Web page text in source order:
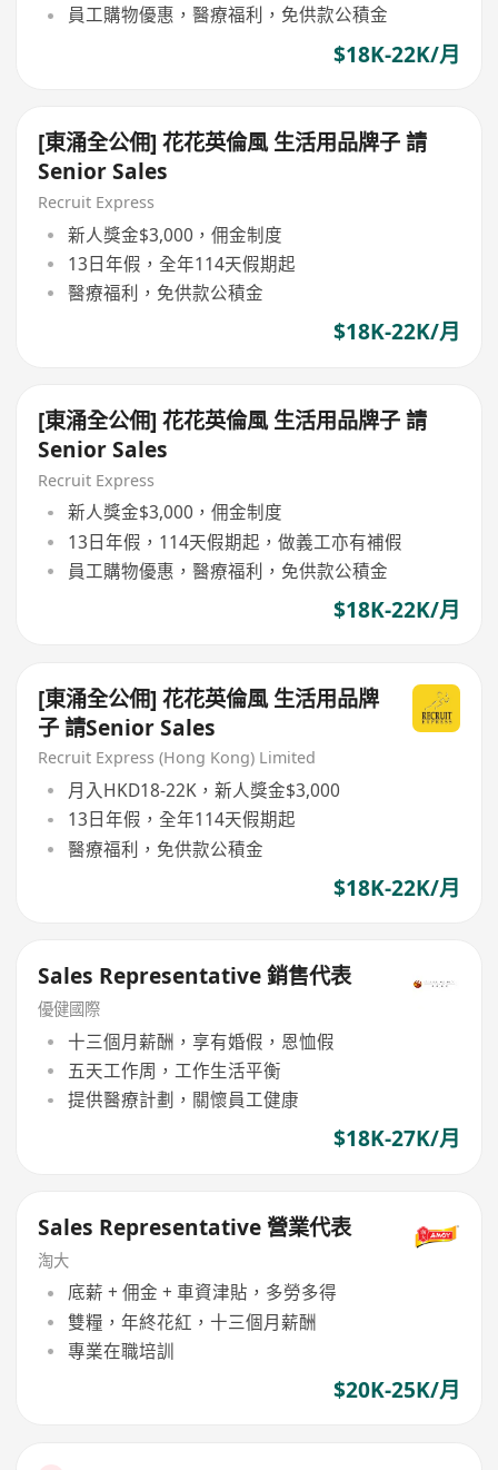
員工購物優惠，醫療福利，免供款公積金
$18K-22K/月
[東涌全公佣] 花花英倫風 生活用品牌子 請
Senior Sales
Recruit Express
新人獎金$3,000，佣金制度
13日年假，全年114天假期起
醫療福利，免供款公積金
$18K-22K/月
[東涌全公佣] 花花英倫風 生活用品牌子 請
Senior Sales
Recruit Express
新人獎金$3,000，佣金制度
13日年假，114天假期起，做義工亦有補假
員工購物優惠，醫療福利，免供款公積金
$18K-22K/月
[東涌全公佣] 花花英倫風 生活用品牌
子 請Senior Sales
Recruit Express (Hong Kong) Limited
月入HKD18-22K，新人獎金$3,000
13日年假，全年114天假期起
醫療福利，免供款公積金
$18K-22K/月
Sales Representative 銷售代表
優健國際
十三個月薪酬，享有婚假，恩恤假
五天工作周，工作生活平衡
提供醫療計劃，關懷員工健康
$18K-27K/月
Sales Representative 營業代表
淘大
底薪 + 佣金 + 車資津貼，多勞多得
雙糧，年終花紅，十三個月薪酬
專業在職培訓
$20K-25K/月